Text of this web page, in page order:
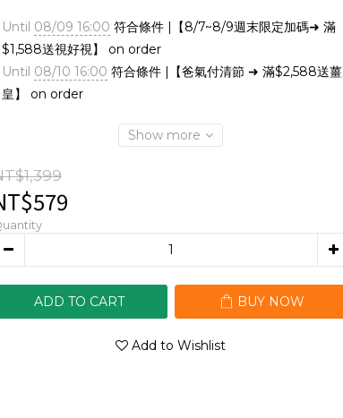
Until 08/09 16:00 符合條件 |【8/7~8/9週末限定加碼➜ 滿
$1,588送視好視】 on order
Until 08/10 16:00 符合條件 |【爸氣付清節 ➜ 滿$2,588送薑
皇】 on order
Show more
ADD TO CART BUY NOW
Add to Wishlist